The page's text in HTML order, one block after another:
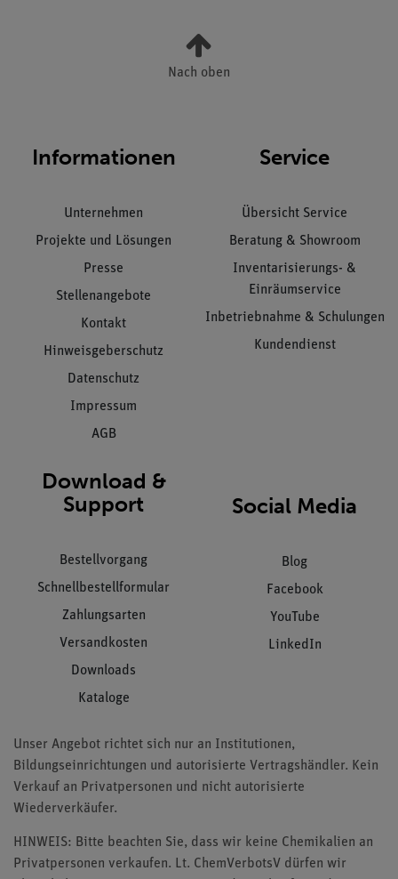
Nach oben
Informationen
Unternehmen
Projekte und Lösungen
Presse
Stellenangebote
Kontakt
Hinweisgeberschutz
Datenschutz
Impressum
AGB
Service
Übersicht Service
Beratung & Showroom
Inventarisierungs- &
Einräumservice
Inbetriebnahme & Schulungen
Kundendienst
Download &
Support
Bestellvorgang
Schnellbestellformular
Zahlungsarten
Versandkosten
Downloads
Kataloge
Social Media
Blog
Facebook
YouTube
LinkedIn
Unser Angebot richtet sich nur an Institutionen,
Bildungseinrichtungen und autorisierte Vertragshändler. Kein
Verkauf an Privatpersonen und nicht autorisierte
Wiederverkäufer.
HINWEIS: Bitte beachten Sie, dass wir keine Chemikalien an
Privatpersonen verkaufen. Lt. ChemVerbotsV dürfen wir